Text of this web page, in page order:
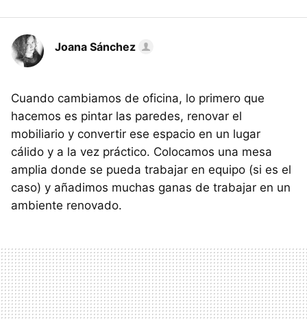
Joana Sánchez
Cuando cambiamos de oficina, lo primero que
hacemos es pintar las paredes, renovar el
mobiliario y convertir ese espacio en un lugar
cálido y a la vez práctico. Colocamos una mesa
amplia donde se pueda trabajar en equipo (si es el
caso) y añadimos muchas ganas de trabajar en un
ambiente renovado.